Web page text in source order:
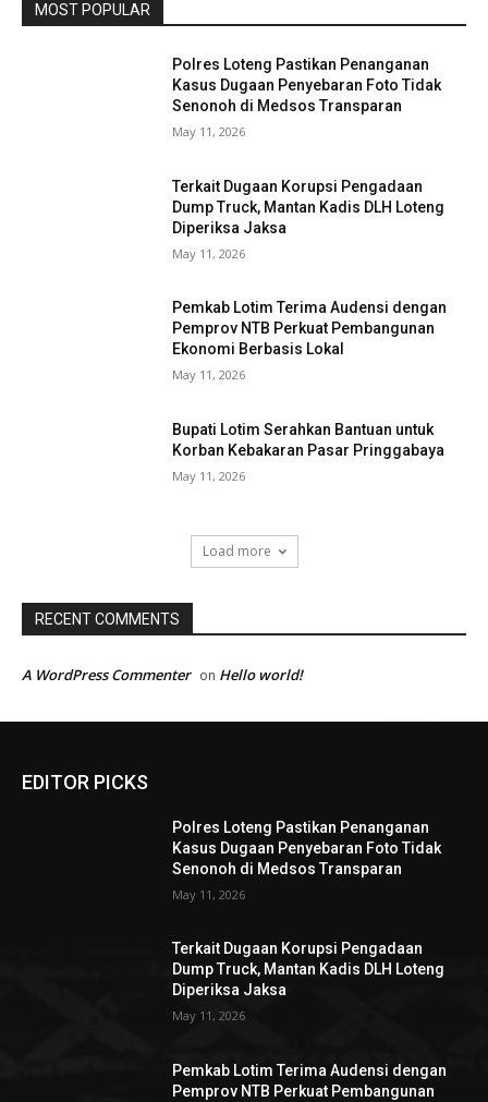
MOST POPULAR
Polres Loteng Pastikan Penanganan
Kasus Dugaan Penyebaran Foto Tidak
Senonoh di Medsos Transparan
May 11, 2026
Terkait Dugaan Korupsi Pengadaan
Dump Truck, Mantan Kadis DLH Loteng
Diperiksa Jaksa
May 11, 2026
Pemkab Lotim Terima Audensi dengan
Pemprov NTB Perkuat Pembangunan
Ekonomi Berbasis Lokal
May 11, 2026
Bupati Lotim Serahkan Bantuan untuk
Korban Kebakaran Pasar Pringgabaya
May 11, 2026
Load more
RECENT COMMENTS
A WordPress Commenter on Hello world!
EDITOR PICKS
Polres Loteng Pastikan Penanganan
Kasus Dugaan Penyebaran Foto Tidak
Senonoh di Medsos Transparan
May 11, 2026
Terkait Dugaan Korupsi Pengadaan
Dump Truck, Mantan Kadis DLH Loteng
Diperiksa Jaksa
May 11, 2026
Pemkab Lotim Terima Audensi dengan
Pemprov NTB Perkuat Pembangunan